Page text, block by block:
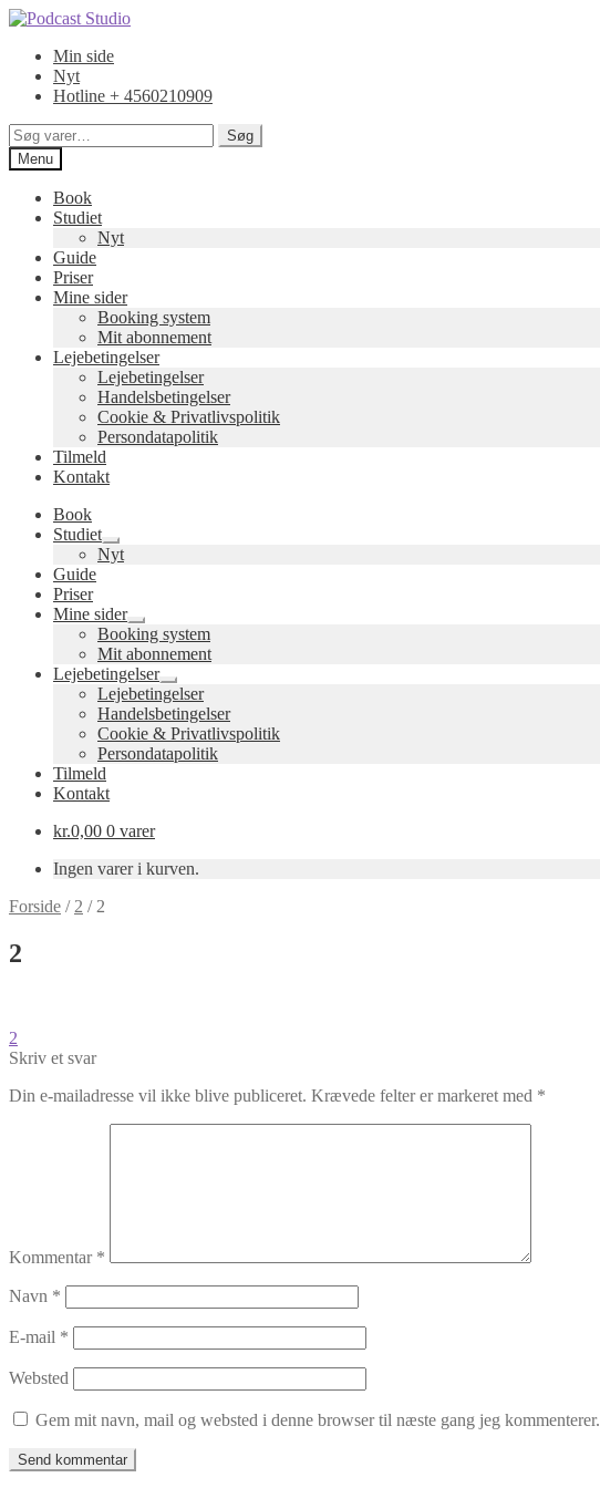
Spring
navigation
Spring
indholdMin side
Nyt
Hotline + 4560210909
Søg
efter:
Søg
Menu
Book
Studiet
Nyt
Guide
Priser
Mine sider
Booking system
Mit abonnement
Lejebetingelser
Lejebetingelser
Handelsbetingelser
Cookie & Privatlivspolitik
Persondatapolitik
Tilmeld
Kontakt
Book
Studiet
Udfold
undermenu
Nyt
Guide
Priser
Mine sider
Udfold
undermenu
Booking system
Mit abonnement
Lejebetingelser
Udfold
undermenu
Lejebetingelser
Handelsbetingelser
Cookie & Privatlivspolitik
Persondatapolitik
Tilmeld
Kontakt
kr.0,00 0 varer
Ingen varer i kurven.
Forside / 2 / 2
2
Indlægsnavigation
Forrige
indlæg:
2
Skriv et svar
Din e-mailadresse vil ikke blive publiceret. Krævede felter er markeret med *
Kommentar *
Navn *
E-mail *
Websted
Gem mit navn, mail og websted i denne browser til næste gang jeg kommenterer.